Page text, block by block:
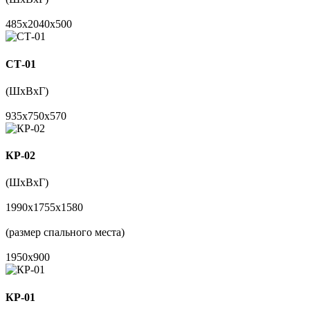
485x2040x500
СТ-01
(ШхВхГ)
935x750x570
КР-02
(ШхВхГ)
1990x1755x1580
(размер спального места)
1950х900
КР-01